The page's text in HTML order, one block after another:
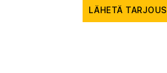
LÄHETÄ TARJOUS